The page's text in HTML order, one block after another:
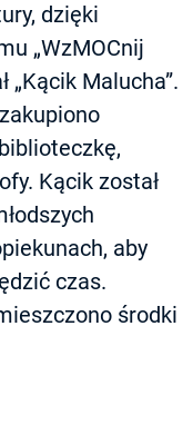
dzięki
„WzMOCnij
„Kącik Malucha”.
Kącik został
aby
czas.
środki